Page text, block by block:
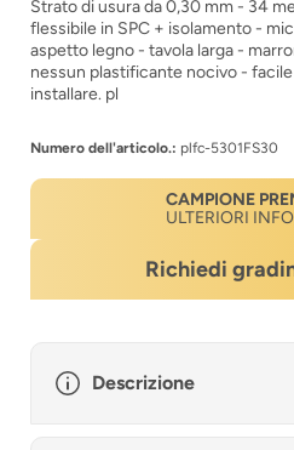
Strato di usura da 0,30 mm - 34
flessibile in SPC + isolamento -
aspetto legno - tavola larga -
nessun plastificante nocivo -
installare. pl
Numero dell'articolo.: plfc-5301FS30
CAMPIONE
ULTERIORI
Richiedi
Descrizione